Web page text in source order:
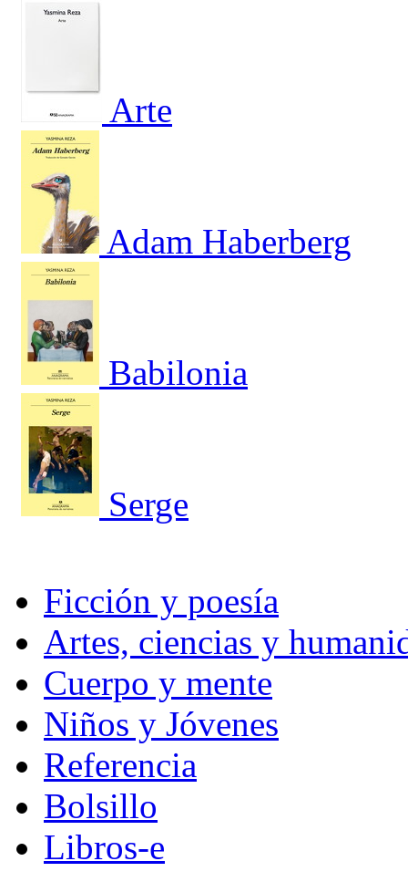
Arte
Adam Haberberg
Babilonia
Serge
Ficción y poesía
Artes, ciencias y
Cuerpo y mente
Niños y Jóvenes
Referencia
Bolsillo
Libros-e